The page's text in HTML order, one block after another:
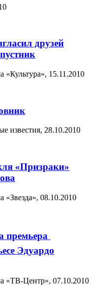
друзей
«Культура», 15.11.2010
известия, 28.10.2010
«Призраки»
«Звезда», 08.10.2010

Эдуардо
«ТВ-Центр», 07.10.2010